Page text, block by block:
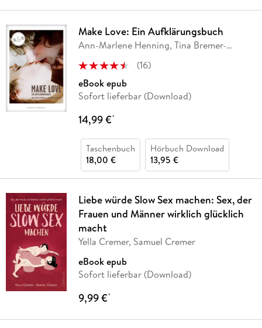
Make Love: Ein Aufklärungsbuch
Ann-Marlene Henning, Tina Bremer-
Olszewski
(16)
eBook epub
Sofort lieferbar (Download)
14,99 €*
Taschenbuch
18,00 €
Hörbuch Download
13,95 €
Liebe würde Slow Sex machen: Sex, der
Frauen und Männer wirklich glücklich
macht
Yella Cremer, Samuel Cremer
eBook epub
Sofort lieferbar (Download)
9,99 €*